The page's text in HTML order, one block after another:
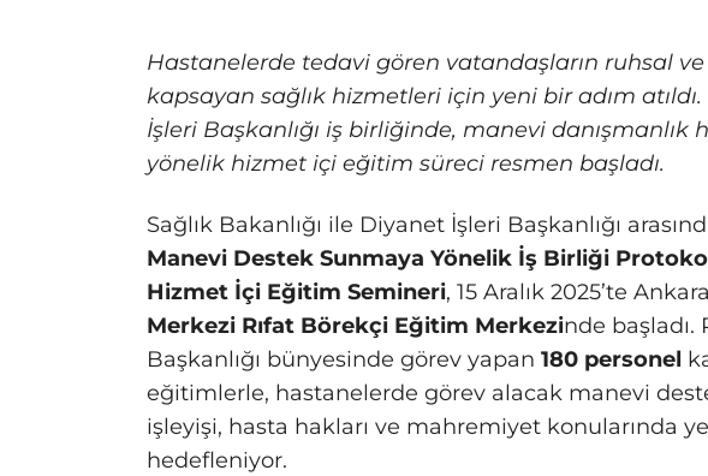
Hastanelerde tedavi gören vatandaşların ruhsal
kapsayan sağlık hizmetleri için yeni bir adım
İşleri Başkanlığı iş birliğinde, manevi
yönelik hizmet içi eğitim süreci resmen başladı.
Sağlık Bakanlığı ile Diyanet İşleri Başkanlığı
Manevi Destek Sunmaya Yönelik İş Birliği
Hizmet İçi Eğitim Semineri, 15 Aralık 2025’te
Merkezi Rıfat Börekçi Eğitim Merkezinde başladı.
Başkanlığı bünyesinde görev yapan 180 personel
eğitimlerle, hastanelerde görev alacak manevi
işleyişi, hasta hakları ve mahremiyet konularında
hedefleniyor.